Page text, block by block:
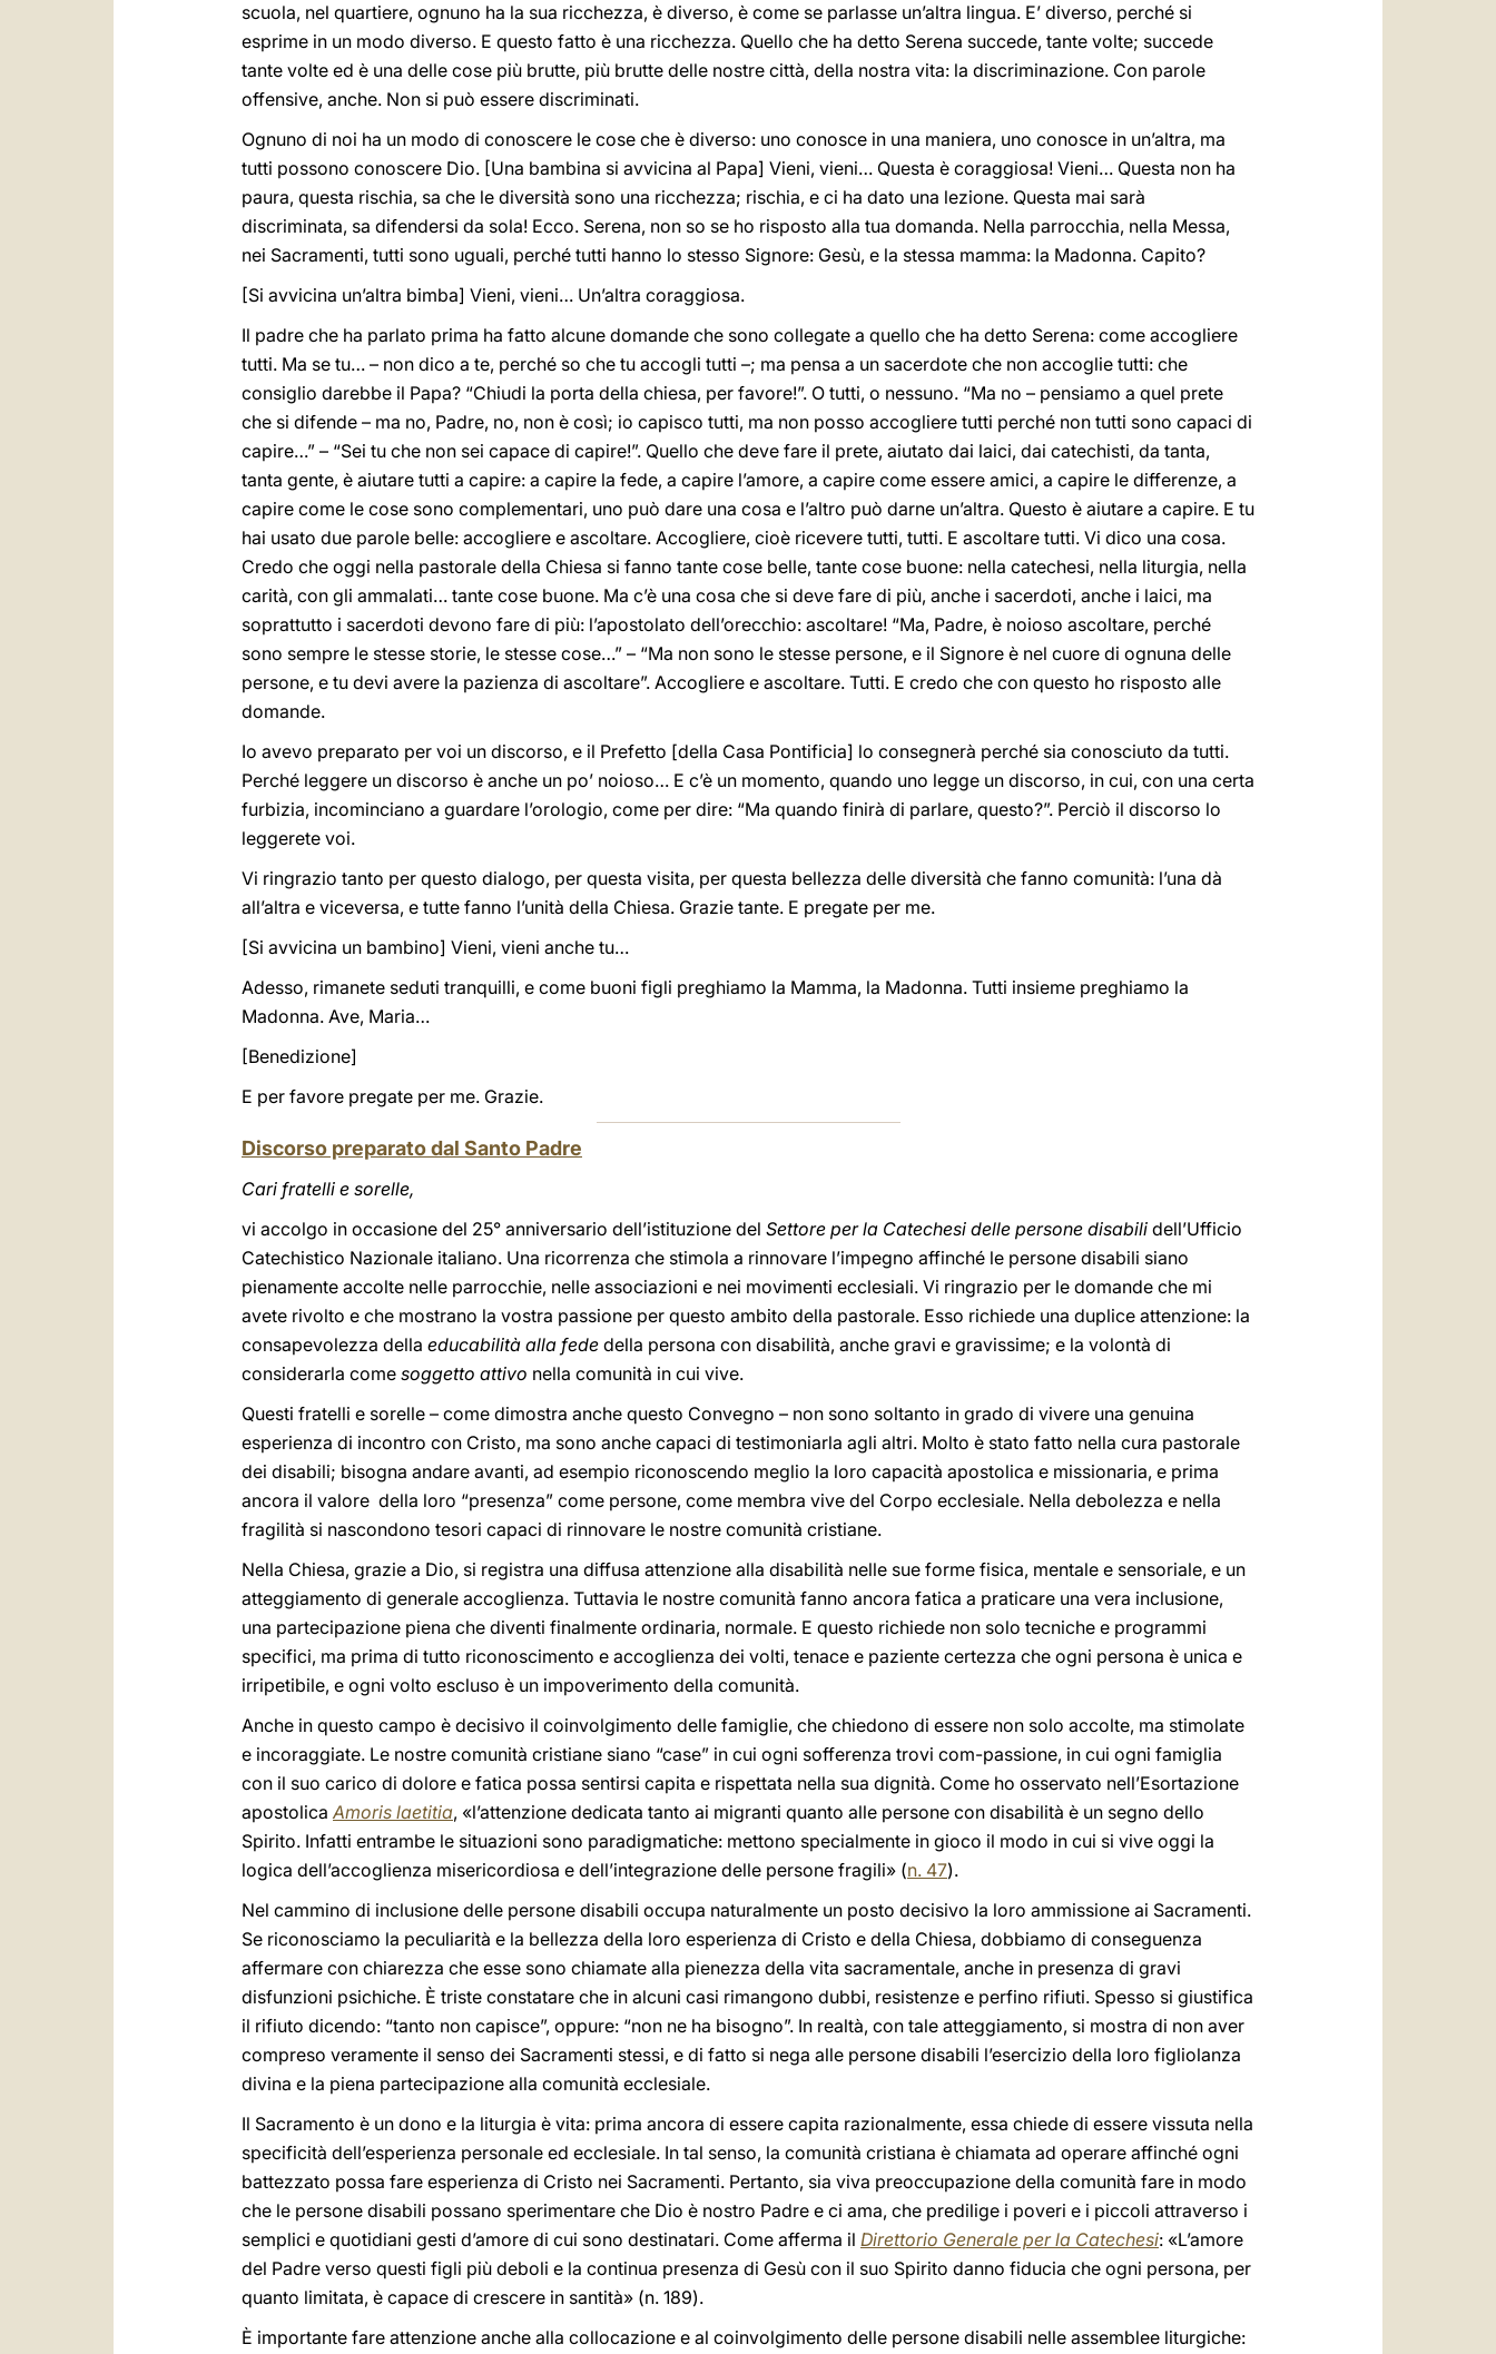
scuola, nel quartiere, ognuno ha la sua ricchezza, è diverso, è come se parlasse un’altra lingua. E’ diverso, perché si
esprime in un modo diverso. E questo fatto è una ricchezza. Quello che ha detto Serena succede, tante volte; succede
tante volte ed è una delle cose più brutte, più brutte delle nostre città, della nostra vita: la discriminazione. Con parole
offensive, anche. Non si può essere discriminati.
Ognuno di noi ha un modo di conoscere le cose che è diverso: uno conosce in una maniera, uno conosce in un’altra, ma
tutti possono conoscere Dio. [Una bambina si avvicina al Papa] Vieni, vieni… Questa è coraggiosa! Vieni… Questa non ha
paura, questa rischia, sa che le diversità sono una ricchezza; rischia, e ci ha dato una lezione. Questa mai sarà
discriminata, sa difendersi da sola! Ecco. Serena, non so se ho risposto alla tua domanda. Nella parrocchia, nella Messa,
nei Sacramenti, tutti sono uguali, perché tutti hanno lo stesso Signore: Gesù, e la stessa mamma: la Madonna. Capito?
[Si avvicina un’altra bimba] Vieni, vieni… Un’altra coraggiosa.
Il padre che ha parlato prima ha fatto alcune domande che sono collegate a quello che ha detto Serena: come accogliere
tutti. Ma se tu… – non dico a te, perché so che tu accogli tutti –; ma pensa a un sacerdote che non accoglie tutti: che
consiglio darebbe il Papa? “Chiudi la porta della chiesa, per favore!”. O tutti, o nessuno. “Ma no – pensiamo a quel prete
che si difende – ma no, Padre, no, non è così; io capisco tutti, ma non posso accogliere tutti perché non tutti sono capaci di
capire…” – “Sei tu che non sei capace di capire!”. Quello che deve fare il prete, aiutato dai laici, dai catechisti, da tanta,
tanta gente, è aiutare tutti a capire: a capire la fede, a capire l’amore, a capire come essere amici, a capire le differenze, a
capire come le cose sono complementari, uno può dare una cosa e l’altro può darne un’altra. Questo è aiutare a capire. E tu
hai usato due parole belle: accogliere e ascoltare. Accogliere, cioè ricevere tutti, tutti. E ascoltare tutti. Vi dico una cosa.
Credo che oggi nella pastorale della Chiesa si fanno tante cose belle, tante cose buone: nella catechesi, nella liturgia, nella
carità, con gli ammalati… tante cose buone. Ma c’è una cosa che si deve fare di più, anche i sacerdoti, anche i laici, ma
soprattutto i sacerdoti devono fare di più: l’apostolato dell’orecchio: ascoltare! “Ma, Padre, è noioso ascoltare, perché
sono sempre le stesse storie, le stesse cose…” – “Ma non sono le stesse persone, e il Signore è nel cuore di ognuna delle
persone, e tu devi avere la pazienza di ascoltare”. Accogliere e ascoltare. Tutti. E credo che con questo ho risposto alle
domande.
Io avevo preparato per voi un discorso, e il Prefetto [della Casa Pontificia] lo consegnerà perché sia conosciuto da tutti.
Perché leggere un discorso è anche un po’ noioso… E c’è un momento, quando uno legge un discorso, in cui, con una certa
furbizia, incominciano a guardare l’orologio, come per dire: “Ma quando finirà di parlare, questo?”. Perciò il discorso lo
leggerete voi.
Vi ringrazio tanto per questo dialogo, per questa visita, per questa bellezza delle diversità che fanno comunità: l’una dà
all’altra e viceversa, e tutte fanno l’unità della Chiesa. Grazie tante. E pregate per me.
[Si avvicina un bambino] Vieni, vieni anche tu…
Adesso, rimanete seduti tranquilli, e come buoni figli preghiamo la Mamma, la Madonna. Tutti insieme preghiamo la
Madonna. Ave, Maria…
[Benedizione]
E per favore pregate per me. Grazie.
Discorso preparato dal Santo Padre
Cari fratelli e sorelle,
vi accolgo in occasione del 25° anniversario dell’istituzione del Settore per la Catechesi delle persone disabili dell’Ufficio
Catechistico Nazionale italiano. Una ricorrenza che stimola a rinnovare l’impegno affinché le persone disabili siano
pienamente accolte nelle parrocchie, nelle associazioni e nei movimenti ecclesiali. Vi ringrazio per le domande che mi
avete rivolto e che mostrano la vostra passione per questo ambito della pastorale. Esso richiede una duplice attenzione: la
consapevolezza della educabilità alla fede della persona con disabilità, anche gravi e gravissime; e la volontà di
considerarla come soggetto attivo nella comunità in cui vive.
Questi fratelli e sorelle – come dimostra anche questo Convegno – non sono soltanto in grado di vivere una genuina
esperienza di incontro con Cristo, ma sono anche capaci di testimoniarla agli altri. Molto è stato fatto nella cura pastorale
dei disabili; bisogna andare avanti, ad esempio riconoscendo meglio la loro capacità apostolica e missionaria, e prima
ancora il valore della loro “presenza” come persone, come membra vive del Corpo ecclesiale. Nella debolezza e nella
fragilità si nascondono tesori capaci di rinnovare le nostre comunità cristiane.
Nella Chiesa, grazie a Dio, si registra una diffusa attenzione alla disabilità nelle sue forme fisica, mentale e sensoriale, e un
atteggiamento di generale accoglienza. Tuttavia le nostre comunità fanno ancora fatica a praticare una vera inclusione,
una partecipazione piena che diventi finalmente ordinaria, normale. E questo richiede non solo tecniche e programmi
specifici, ma prima di tutto riconoscimento e accoglienza dei volti, tenace e paziente certezza che ogni persona è unica e
irripetibile, e ogni volto escluso è un impoverimento della comunità.
Anche in questo campo è decisivo il coinvolgimento delle famiglie, che chiedono di essere non solo accolte, ma stimolate
e incoraggiate. Le nostre comunità cristiane siano “case” in cui ogni sofferenza trovi com-passione, in cui ogni famiglia
con il suo carico di dolore e fatica possa sentirsi capita e rispettata nella sua dignità. Come ho osservato nell’Esortazione
apostolica Amoris laetitia, «l’attenzione dedicata tanto ai migranti quanto alle persone con disabilità è un segno dello
Spirito. Infatti entrambe le situazioni sono paradigmatiche: mettono specialmente in gioco il modo in cui si vive oggi la
logica dell’accoglienza misericordiosa e dell’integrazione delle persone fragili» (n. 47).
Nel cammino di inclusione delle persone disabili occupa naturalmente un posto decisivo la loro ammissione ai Sacramenti.
Se riconosciamo la peculiarità e la bellezza della loro esperienza di Cristo e della Chiesa, dobbiamo di conseguenza
affermare con chiarezza che esse sono chiamate alla pienezza della vita sacramentale, anche in presenza di gravi
disfunzioni psichiche. È triste constatare che in alcuni casi rimangono dubbi, resistenze e perfino rifiuti. Spesso si giustifica
il rifiuto dicendo: “tanto non capisce”, oppure: “non ne ha bisogno”. In realtà, con tale atteggiamento, si mostra di non aver
compreso veramente il senso dei Sacramenti stessi, e di fatto si nega alle persone disabili l’esercizio della loro figliolanza
divina e la piena partecipazione alla comunità ecclesiale.
Il Sacramento è un dono e la liturgia è vita: prima ancora di essere capita razionalmente, essa chiede di essere vissuta nella
specificità dell’esperienza personale ed ecclesiale. In tal senso, la comunità cristiana è chiamata ad operare affinché ogni
battezzato possa fare esperienza di Cristo nei Sacramenti. Pertanto, sia viva preoccupazione della comunità fare in modo
che le persone disabili possano sperimentare che Dio è nostro Padre e ci ama, che predilige i poveri e i piccoli attraverso i
semplici e quotidiani gesti d’amore di cui sono destinatari. Come afferma il Direttorio Generale per la Catechesi: «L’amore
del Padre verso questi figli più deboli e la continua presenza di Gesù con il suo Spirito danno fiducia che ogni persona, per
quanto limitata, è capace di crescere in santità» (n. 189).
È importante fare attenzione anche alla collocazione e al coinvolgimento delle persone disabili nelle assemblee liturgiche: